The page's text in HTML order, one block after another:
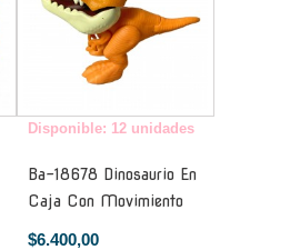
Disponible: 12 unidades
Ba-18678 Dinosaurio En
Caja Con Movimiento
$6.400,00